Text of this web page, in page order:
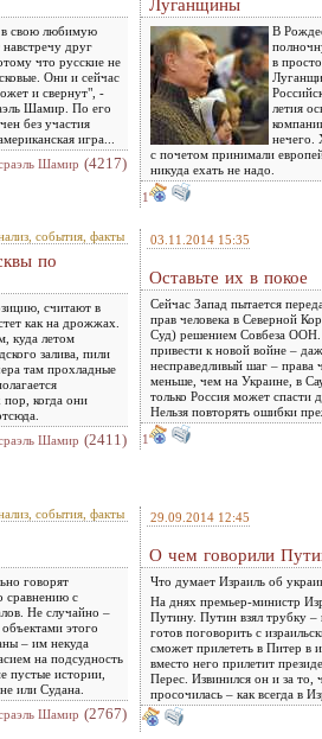
в свою любимую
друг
что русские не
Они и сейчас
и свернут", -
Шамир. По его
без участия
игра...
Шамир (4217)
Луганщины
В
в
летия
нечего.
с почетом принимали
никуда ехать не надо.
1
события, факты
по
считают в
как на дрожжах.
куда летом
залива, пили
там прохладные
когда они
Шамир (2411)
03.11.2014 15:35
Оставьте их в покое
Сейчас Запад пытается
прав человека в Северной
Суд) решением Совбеза
привести к новой войне –
несправедливый шаг – права
меньше, чем на Украине, в
только Россия может спасти
Нельзя повторять ошибки
1
события, факты
говорят
сравнению с
Не случайно –
этого
– им некуда
на подсудность
пустые истории,
или Судана.
Шамир (2767)
29.09.2014 12:45
О чем говорили
Что думает Израиль об
На днях премьер-министр
Путину. Путин взял трубку –
готов поговорить с
сможет прилететь в Питер в
вместо него прилетит
Перес. Извинился он и за то,
просочилась – как всегда в